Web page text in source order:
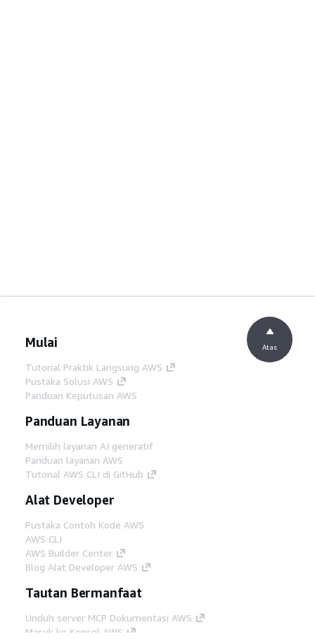
Mulai
Tutorial Praktik Langsung AWS
Pustaka Solusi AWS
Panduan Keputusan AWS
Panduan Layanan
Memilih layanan AI generatif
Panduan layanan AWS
Tutorial AWS CLI di GitHub
Alat Developer
Pustaka Contoh Kode AWS
AWS CLI
AWS Builder Center
Blog Alat Developer AWS
Tautan Bermanfaat
Unduh server MCP Dokumentasi AWS
Masuk ke Konsol AWS
Atas